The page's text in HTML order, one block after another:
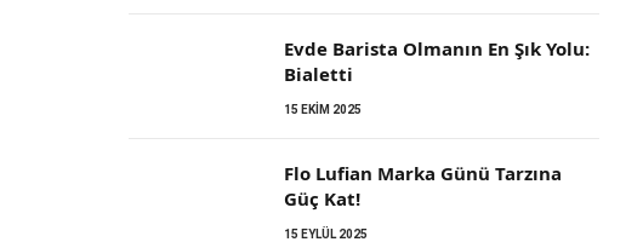
Evde Barista Olmanın En Şık Yolu:
Bialetti
15 EKIM 2025
Flo Lufian Marka Günü Tarzına
Güç Kat!
15 EYLÜL 2025